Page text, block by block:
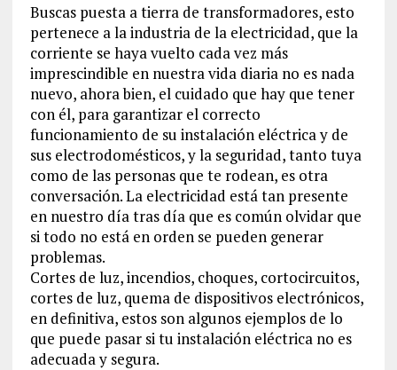
Buscas puesta a tierra de transformadores, esto
pertenece a la industria de la electricidad, que la
corriente se haya vuelto cada vez más
imprescindible en nuestra vida diaria no es nada
nuevo, ahora bien, el cuidado que hay que tener
con él, para garantizar el correcto
funcionamiento de su instalación eléctrica y de
sus electrodomésticos, y la seguridad, tanto tuya
como de las personas que te rodean, es otra
conversación. La electricidad está tan presente
en nuestro día tras día que es común olvidar que
si todo no está en orden se pueden generar
problemas.
Cortes de luz, incendios, choques, cortocircuitos,
cortes de luz, quema de dispositivos electrónicos,
en definitiva, estos son algunos ejemplos de lo
que puede pasar si tu instalación eléctrica no es
adecuada y segura.